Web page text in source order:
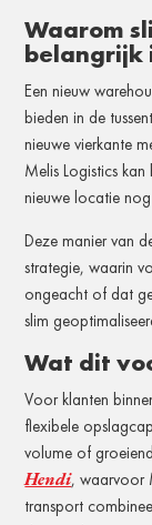
Waarom
belangrijk
Een nieuw
bieden in de
nieuwe vierkante
Melis Logistics
nieuwe locatie
Deze manier van
strategie, waarin
ongeacht of dat
slim
Wat dit
Voor klanten
flexibele
volume of
Hendi, waarvoor
transport